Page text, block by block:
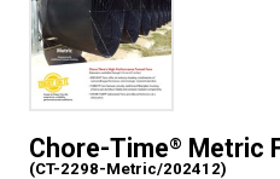
Chore-Time® Metric
(CT-2298-Metric/202412)